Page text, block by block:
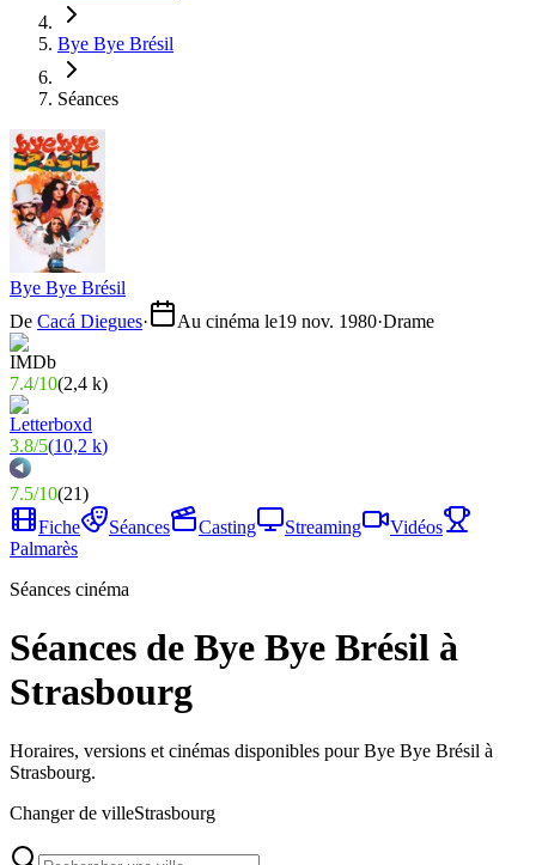
Bye Bye Brésil
Séances
Bye Bye Brésil
De Cacá Diegues· Au cinéma le19 nov. 1980·Drame
7.4/10(2,4 k)
3.8/5(10,2 k)
7.5/10(21)
Fiche
Séances Casting Streaming
Vidéos
Palmarès
Séances cinéma
Séances de Bye Bye Brésil à
Strasbourg
Horaires, versions et cinémas disponibles pour Bye Bye Brésil à
Strasbourg.
Changer de villeStrasbourg